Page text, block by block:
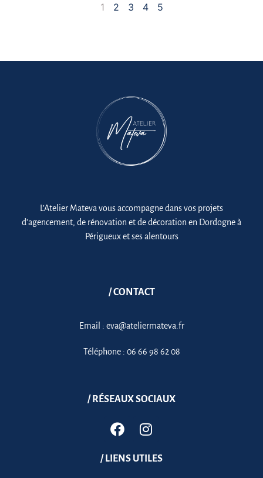
1 2 3 4 5
L’Atelier Mateva vous accompagne dans vos projets
d’agencement, de rénovation et de décoration en Dordogne à
Périgueux et ses alentours
/ CONTACT
Email : eva@ateliermateva.fr
Téléphone : 06 66 98 62 08
/ RÉSEAUX SOCIAUX
/ LIENS UTILES